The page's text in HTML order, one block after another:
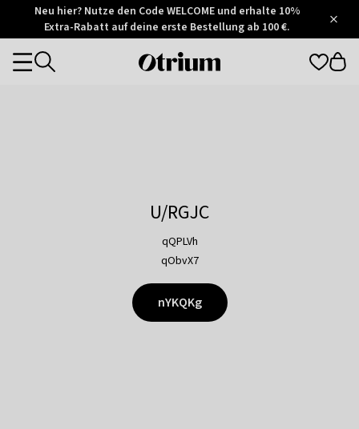
Otrium
Trustpilot
Neu hier? Nutze den Code WELCOME und erhalte 10%
Extra-Rabatt auf deine erste Bestellung ab 100 €.
Otrium
Categories
U/RGJC
qQPLVh
qObvX7
nYKQKg